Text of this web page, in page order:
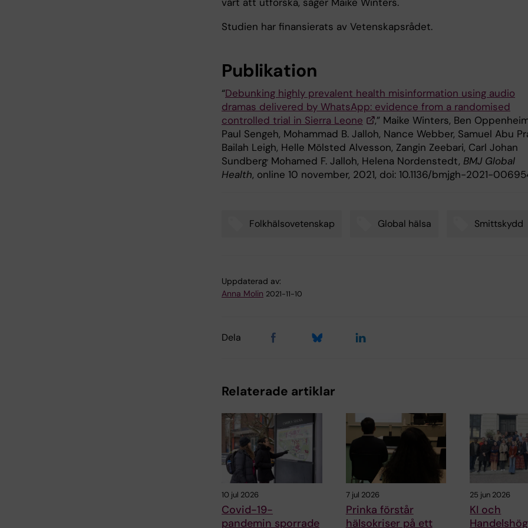
Studien har finansierats av Vetenskapsrådet.
Publikation
“Debunking highly prevalent health misinformation using audio
dramas delivered by WhatsApp: evidence from a randomised
controlled trial in Sierra Leone
,” Maike Winters, Ben
Paul Sengeh, Mohammad B. Jalloh, Nance Webber, Samuel Abu
Bailah Leigh, Helle Mölsted Alvesson, Zangin Zeebari, Carl Johan
Sundberg, Mohamed F. Jalloh, Helena Nordenstedt, BMJ Global
Health, online 10 november, 2021, doi: 10.1136/bmjgh-2021-
Folkhälsovetenskap Global hälsa Smittskydd
Uppdaterad av:
Anna Molin 2021-11-10
Dela
Relaterade artiklar
10 jul 2026
Covid-19-
pandemin sporrade
7 jul 2026
Prinka förstår
hälsokriser på ett
25 jun 2026
KI och